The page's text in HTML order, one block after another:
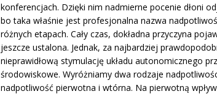
konferencjach. Dzięki nim nadmierne pocenie dłoni
bo taka właśnie jest profesjonalna nazwa
różnych etapach. Cały czas, dokładna przyczyna
jeszcze ustalona. Jednak, za najbardziej
nieprawidłową stymulację układu autonomicznego
środowiskowe. Wyróżniamy dwa rodzaje
nadpotliwość pierwotna i wtórna. Na pierwotną